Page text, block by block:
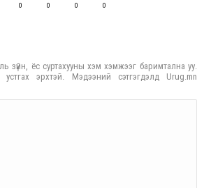
0 0 0 0
зүйн, ёс суртахууны хэм хэмжээг баримтална уу.
эрхтэй. Мэдээний сэтгэгдэлд Urug.mn